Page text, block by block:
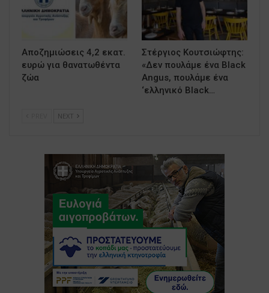
Αποζημιώσεις 4,2 εκατ.
ευρώ για θανατωθέντα
ζώα
Στέργιος Κουτσιώφτης:
«Δεν πουλάμε ένα Black
Angus, πουλάμε ένα
‘ελληνικό Black…
NEXT